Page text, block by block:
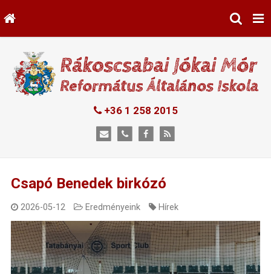
+36 1 258 2015
Csapó Benedek birkózó
2026-05-12 Eredményeink Hírek